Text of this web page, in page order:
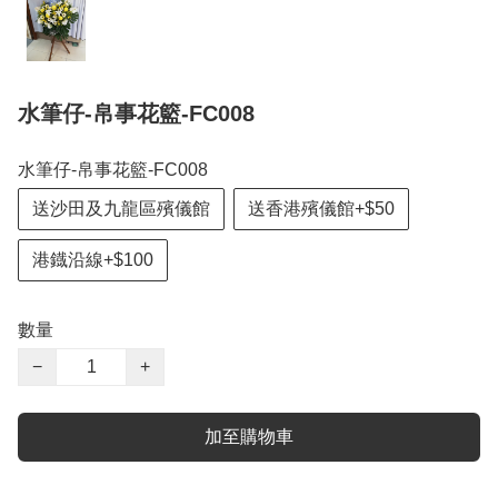
水筆仔-帛事花籃-FC008
水筆仔-帛事花籃-FC008
送沙田及九龍區殯儀館 送香港殯儀館+$50
港鐡沿線+$100
數量
−
+
加至購物車